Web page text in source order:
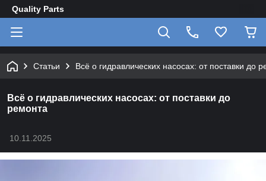
Quality Parts
Статьи Всё о гидравлических насосах: от поставки до
Всё о гидравлических насосах: от поставки до
ремонта
10.11.2025